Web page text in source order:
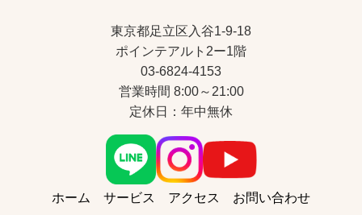
東京都足立区入谷1-9-18
ポインテアルト2ー1階
03-6824-4153
営業時間 8:00～21:00
定休日：年中無休
ホーム サービス アクセス
お問い合わせ